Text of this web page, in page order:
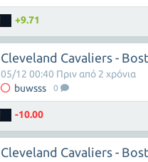
+9.71
Cleveland Cavaliers -
buwsss 0
05/12 00:40 Πριν από 2 χρόνια
-10.00
Cleveland Cavaliers -